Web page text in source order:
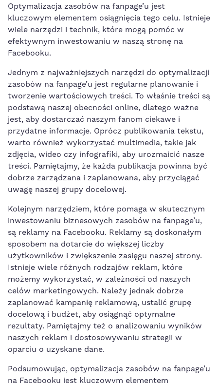
Optymalizacja zasobów na fanpage’u jest‌
kluczowym elementem osiągnięcia tego celu. Istnieje
wiele narzędzi i technik, które mogą pomóc w
efektywnym inwestowaniu w naszą stronę na
Facebooku.
Jednym z najważniejszych narzędzi do optymalizacji
zasobów⁢ na fanpage’u jest regularne planowanie i
tworzenie wartościowych treści. To właśnie treści są
podstawą naszej obecności online, dlatego ważne
jest, aby dostarczać naszym fanom ciekawe i
przydatne informacje. Oprócz publikowania tekstu,
warto również wykorzystać multimedia, takie jak
zdjęcia, wideo⁢ czy infografiki, aby urozmaicić nasze
treści. Pamiętajmy, że każda publikacja powinna być
dobrze zarządzana i zaplanowana, aby przyciągać
uwagę naszej grupy docelowej.
Kolejnym narzędziem, które pomaga ⁣w skutecznym​
inwestowaniu biznesowych zasobów na fanpage’u,
są reklamy na Facebooku. Reklamy są doskonałym
sposobem na dotarcie⁢ do większej​ liczby
użytkowników i zwiększenie zasięgu⁢ naszej strony.
Istnieje wiele różnych rodzajów reklam, które
możemy ​wykorzystać, w zależności od naszych
celów marketingowych. Należy jednak dobrze
zaplanować kampanię reklamową, ustalić grupę
docelową i budżet, aby osiągnąć optymalne
rezultaty. Pamiętajmy ​też o analizowaniu wyników⁤
naszych reklam i dostosowywaniu strategii w
oparciu o uzyskane dane.
Podsumowując, optymalizacja zasobów na fanpage’u
na Facebooku jest kluczowym elementem